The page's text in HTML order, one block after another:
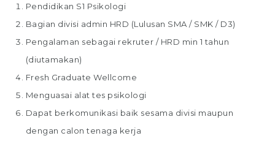
Pendidikan S1 Psikologi
Bagian divisi admin HRD (Lulusan SMA / SMK / D3)
Pengalaman sebagai rekruter / HRD min 1 tahun
(diutamakan)
Fresh Graduate Wellcome
Menguasai alat tes psikologi
Dapat berkomunikasi baik sesama divisi maupun
dengan calon tenaga kerja